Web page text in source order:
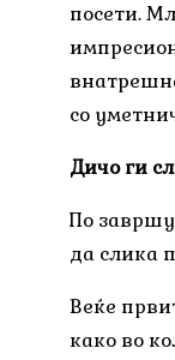
посети.
со
Дичо ги
По
да слика
Веќе
како во